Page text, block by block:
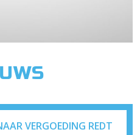
VERGOEDING REDT